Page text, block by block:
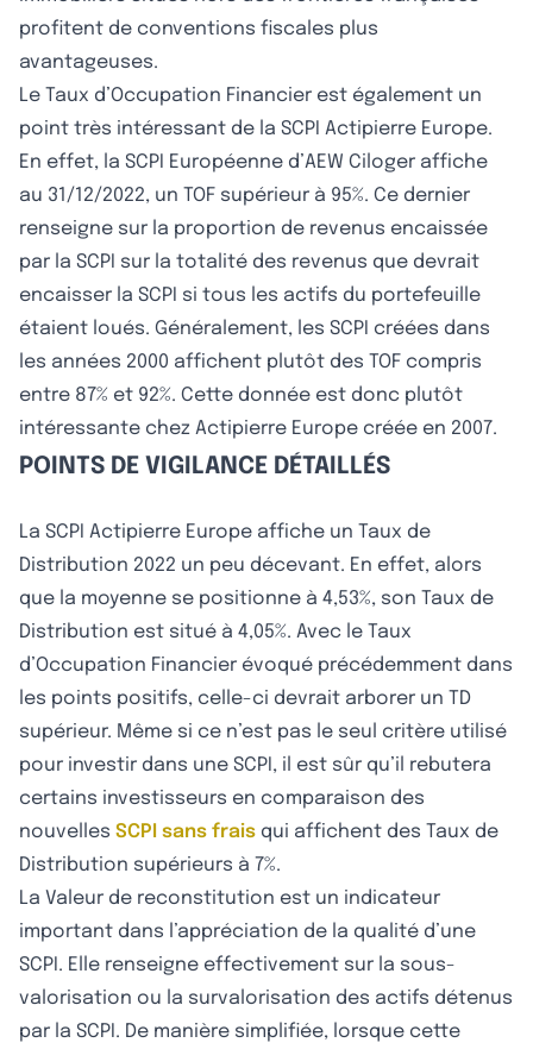
profitent de conventions fiscales plus
avantageuses.
Le Taux d’Occupation Financier est également un
point très intéressant de la SCPI Actipierre Europe.
En effet, la SCPI Européenne d’AEW Ciloger affiche
au 31/12/2022, un TOF supérieur à 95%. Ce dernier
renseigne sur la proportion de revenus encaissée
par la SCPI sur la totalité des revenus que devrait
encaisser la SCPI si tous les actifs du portefeuille
étaient loués. Généralement, les SCPI créées dans
les années 2000 affichent plutôt des TOF compris
entre 87% et 92%. Cette donnée est donc plutôt
intéressante chez Actipierre Europe créée en 2007.
POINTS DE VIGILANCE DÉTAILLÉS
La SCPI Actipierre Europe affiche un Taux de
Distribution 2022 un peu décevant. En effet, alors
que la moyenne se positionne à 4,53%, son Taux de
Distribution est situé à 4,05%. Avec le Taux
d’Occupation Financier évoqué précédemment dans
les points positifs, celle-ci devrait arborer un TD
supérieur. Même si ce n’est pas le seul critère utilisé
pour investir dans une SCPI, il est sûr qu’il rebutera
certains investisseurs en comparaison des
nouvelles SCPI sans frais qui affichent des Taux de
Distribution supérieurs à 7%.
La Valeur de reconstitution est un indicateur
important dans l’appréciation de la qualité d’une
SCPI. Elle renseigne effectivement sur la sous-
valorisation ou la survalorisation des actifs détenus
par la SCPI. De manière simplifiée, lorsque cette